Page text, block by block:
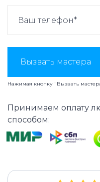
Вызвать мастера
Нажимая кнопку "Вызвать
Принимаем оплату
способом: